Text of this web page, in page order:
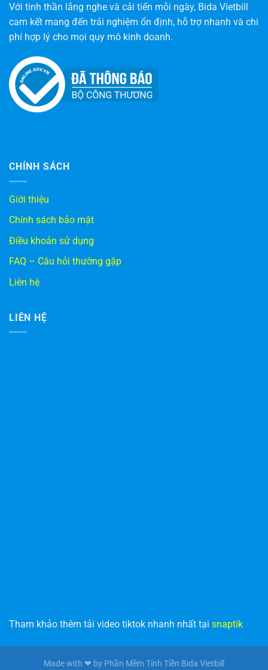
Với tinh thần lắng nghe và cải tiến mỗi ngày, Bida Vietbill
cam kết mang đến trải nghiệm ổn định, hỗ trợ nhanh và chi
phí hợp lý cho mọi quy mô kinh doanh.
CHÍNH SÁCH
Giới thiệu
Chính sách bảo mật
Điều khoản sử dụng
FAQ – Câu hỏi thường gặp
Liên hệ
LIÊN HỆ
Tham khảo thêm tải video tiktok nhanh nhất tại snaptik
Made with ❤ by Phần Mềm Tính Tiền Bida Vietbill